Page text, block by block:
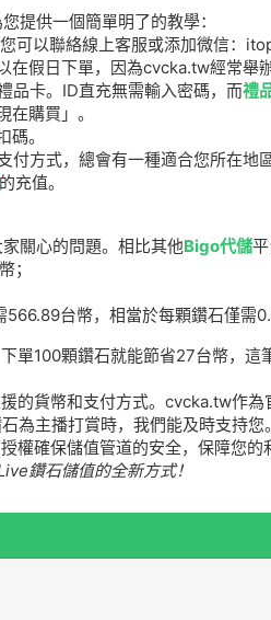
提供一個簡單明了的教學：
可以聯絡線上客服或添加微信：
假日下單，因為cvcka.tw經常舉
品卡。ID直充無需輸入密碼，而禮
購買」。
。
方式，總會有一種適合您所在地
的充值。
關心的問題。相比其他Bigo代儲
；
台幣，相當於每顆鑽石僅需
單100顆鑽石就能節省27台幣，這
的貨幣和支付方式。cvcka.tw作
為主播打賞時，我們能及時支持
權確保儲值管道的安全，保障您
鑽石儲值的全新方式！